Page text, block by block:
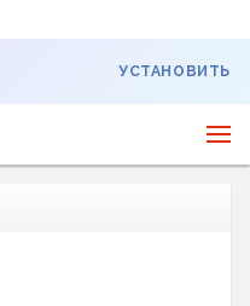
УСТАНОВИТЬ